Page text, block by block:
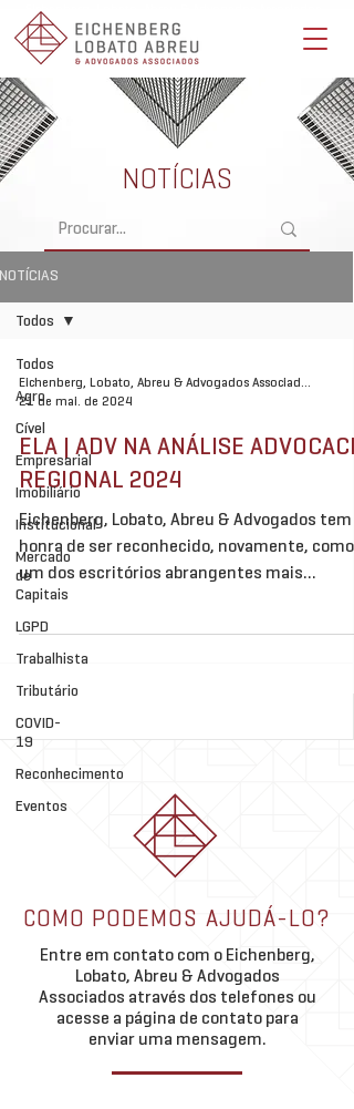
Eichenberg, Lobato, Abreu & Advogados Associados -
Advocacia Full Service
NOTÍCIAS
Todos
Agro
Cível
Empresarial
Imobiliário
Institucional
Mercado
de
Capitais
LGPD
Trabalhista
Tributário
COVID-
19
Reconhecimento
Eventos
Todos
Eichenberg, Lobato, Abreu & Advogados Associados
21 de mai. de 2024
ELA | ADV NA ANÁLISE ADVOCACIA
REGIONAL 2024
Eichenberg, Lobato, Abreu & Advogados tem a
honra de ser reconhecido, novamente, como
um dos escritórios abrangentes mais
admirados na...
NOTÍCIAS
COMO PODEMOS AJUDÁ-LO?
Entre em contato com o Eichenberg,
Lobato, Abreu & Advogados
Associados através dos telefones ou
acesse a página de contato para
enviar uma mensagem.